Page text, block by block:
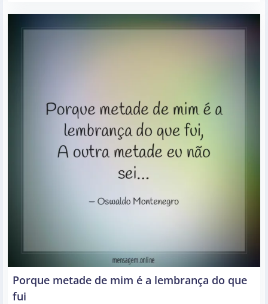
Porque metade de mim é a lembrança do que
fui